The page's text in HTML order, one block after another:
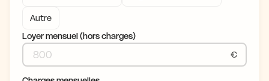
Autre
Loyer mensuel (hors charges)
€